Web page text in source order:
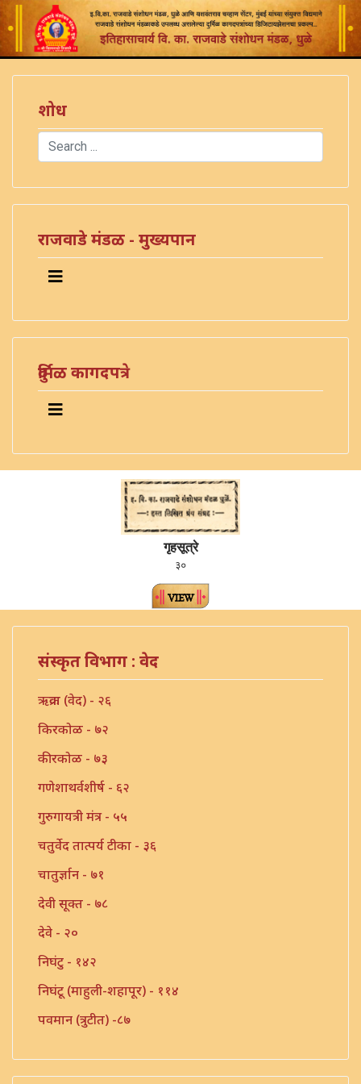
शोध
Search
राजवाडे मंडळ - मुख्यपान
दुर्मिळ कागदपत्रे
गृहसूत्रे
३०
संस्कृत विभाग : वेद
ऋक्रवा (वेद) - २६
किरकोळ - ७२
कीरकोळ - ७३
गणेशाथर्वशीर्ष - ६२
गुरुगायत्री मंत्र - ५५
चतुर्वेद तात्पर्य टीका - ३६
चातुर्ज्ञान - ७१
देवी सूक्त - ७८
देवे - २०
निघंटु - १४२
निघंटू (माहुली-शहापूर) - ११४
पवमान (त्रुटीत) -८७
पवमान - १३